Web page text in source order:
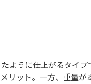
ように仕上がるタイ
リット。一方、重量が